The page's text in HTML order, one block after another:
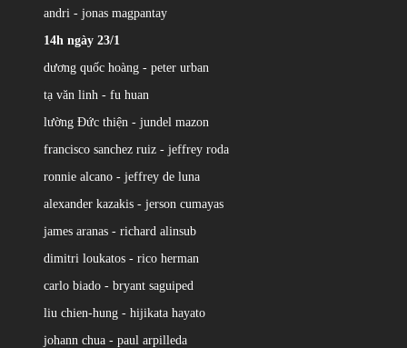
andri - jonas magpantay
14h ngày 23/1
dương quốc hoàng - peter urban
tạ văn linh - fu huan
lường Đức thiện - jundel mazon
francisco sanchez ruiz - jeffrey roda
ronnie alcano - jeffrey de luna
alexander kazakis - jerson cumayas
james aranas - richard alinsub
dimitri loukatos - rico herman
carlo biado - bryant saguiped
liu chien-hung - hijikata hayato
johann chua - paul arpilleda